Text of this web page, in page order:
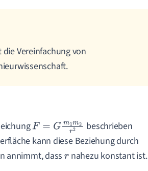
Vereinfachung von
F= Gm1m2r2
beschrieben
kann diese Beziehung durch
annimmt, dassrnahezu konstant ist.